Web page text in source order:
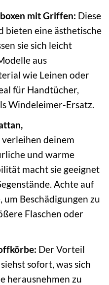
mit Griffen: Diese
bieten eine ästhetische
sie sich leicht
aus
wie Leinen oder
für Handtücher,
Windeleimer-Ersatz.
verleihen deinem
und warme
macht sie geeignet
Achte auf
Beschädigungen zu
Flaschen oder
Der Vorteil
sofort, was sich
herausnehmen zu